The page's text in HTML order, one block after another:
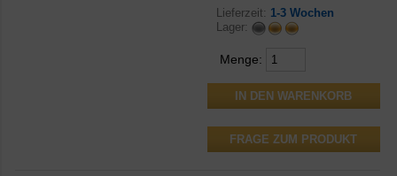
Lieferzeit: 1-3 Wochen
Lager:
Menge:
FRAGE ZUM PRODUKT